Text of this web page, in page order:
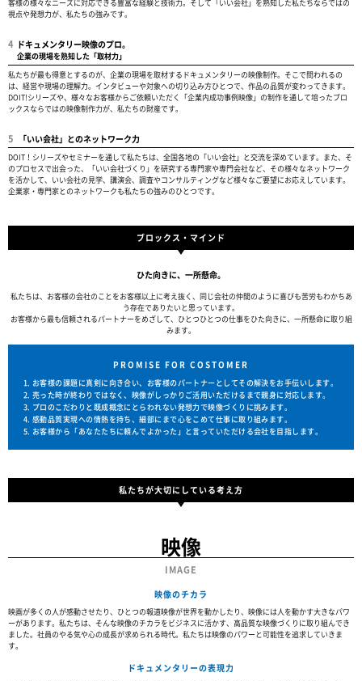
客様の様々なニーズに対応できる豊富な経験と技術力。そして「いい会社」を熟知した私たちならではの
視点や発想力が、私たちの強みです。
4 ドキュメンタリー映像のプロ。
企業の現場を熟知した「取材力」
私たちが最も得意とするのが、企業の現場を取材するドキュメンタリーの映像制作。そこで問われるの
は、経営や現場の理解力。インタビューや対象への切り込み方ひとつで、作品の品質が変わってきます。
DOIT!シリーズや、様々なお客様からご依頼いただく「企業内成功事例映像」の制作を通して培ったブロ
ックスならではの映像制作力が、私たちの財産です。
5 「いい会社」とのネットワーク力
DOIT！シリーズやセミナーを通して私たちは、全国各地の「いい会社」と交流を深めています。また、そ
のプロセスで出会った、「いい会社づくり」を研究する専門家や専門会社など、その様々なネットワーク
を活かして、いい会社の見学、講演会、調査やコンサルティングなど様々なご要望にお応えしています。
企業家・専門家とのネットワークも私たちの強みのひとつです。
ブロックス・マインド
ひた向きに、一所懸命。
私たちは、お客様の会社のことをお客様以上に考え抜く、同じ会社の仲間のように喜びも苦労もわかちあ
う存在でありたいと思っています。
お客様から最も信頼されるパートナーをめざして、ひとつひとつの仕事をひた向きに、一所懸命に取り組
みます。
PROMISE FOR COSTOMER
お客様の課題に真剣に向き合い、お客様のパートナーとしてその解決をお手伝いします。
売った時が終わりではなく、映像がしっかりご活用いただけるまで親身に対応します。
プロのこだわりと既成概念にとらわれない発想力で映像づくりに挑みます。
感動品質実現への情熱を持ち、細部にまで心をこめて仕事に取り組みます。
お客様から「あなたたちに頼んでよかった」と言っていただける会社を目指します。
私たちが大切にしている考え方
映像
IMAGE
映像のチカラ
映画が多くの人が感動させたり、ひとつの報道映像が世界を動かしたり、映像には人を動かす大きなパワ
ーがあります。私たちは、そんな映像のチカラをビジネスに活かす、高品質な映像づくりに取り組んでき
ました。社員のやる気や心の成長が求められる時代。私たちは映像のパワーと可能性を追求していきま
す。
ドキュメンタリーの表現力